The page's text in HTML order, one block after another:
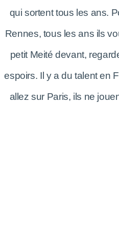
qui sortent tous les ans.
Rennes, tous les ans ils
petit Meité devant,
espoirs. Il y a du talent en
allez sur Paris, ils ne